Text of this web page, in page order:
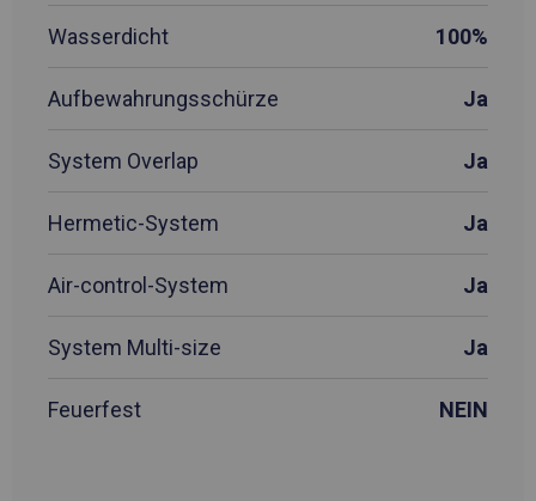
Wasserdicht 100%
Aufbewahrungsschürze Ja
System Overlap Ja
Hermetic-System Ja
Air-control-System Ja
System Multi-size Ja
Feuerfest NEIN